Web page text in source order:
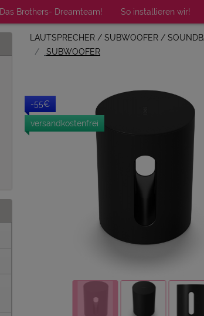
Das Brothers- Dreamteam! So installieren wir!
LAUTSPRECHER / SUBWOOFER /
SUBWOOFER
-55€
versandkostenfrei